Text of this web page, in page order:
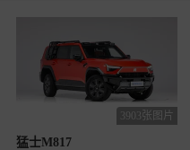
3903张图片
猛士M817